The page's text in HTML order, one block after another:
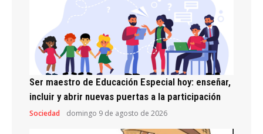
Ser maestro de Educación Especial hoy: enseñar,
incluir y abrir nuevas puertas a la participación
Sociedad domingo 9 de agosto de 2026